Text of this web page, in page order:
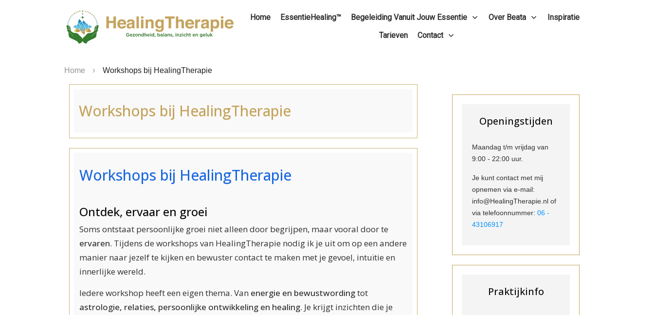
Home EssentieHealing™ Begeleiding Vanuit Jouw Essentie Over Beata
Inspiratie
Tarieven
Contact
Home Workshops bij HealingTherapie
Workshops bij HealingTherapie
Workshops bij HealingTherapie
Ontdek, ervaar en groei
Soms ontstaat persoonlijke groei niet alleen door begrijpen, maar vooral door te
ervaren. Tijdens de workshops van HealingTherapie nodig ik je uit om op een andere
manier naar jezelf te kijken en bewuster contact te maken met je gevoel, intuïtie en
innerlijke wereld.
Iedere workshop heeft een eigen thema. Van energie en bewustwordingtot
astrologie, relaties, persoonlijke ontwikkeling en healing. Je krijgt inzichten die je
Openingstijden
Maandag t/m vrijdag van
9:00 - 22:00 uur.
Je kunt contact met mij
opnemen via e-mail:
info@HealingTherapie.nl of
via telefoonnummer: 06 -
43106917
Praktijkinfo